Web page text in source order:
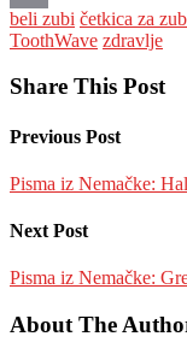
Email
beli zubi četkica za
ToothWave zdravlje
Share This Post
Previous Post
Pisma iz Nemačke:
Next Post
Pisma iz Nemačke:
About The